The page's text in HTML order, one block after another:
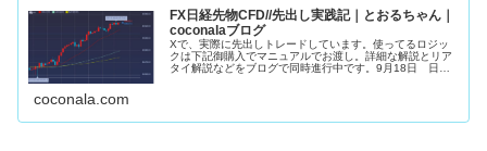
FX日経先物CFD//先出し実践記｜とおるちゃん｜
coconalaブログ
Xで、実際に先出しトレードしています。使ってるロジッ
クは下記御購入でマニュアルでお渡し。詳細な解説とリア
タイ解説などをブログで同時進行中です。9月18日 日経
coconala.com